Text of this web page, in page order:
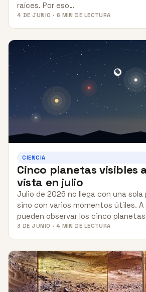
raíces. Por eso…
4 DE JUNIO · 6 MIN DE LECTURA
CIENCIA
Cinco planetas visibles
vista en julio
Julio de 2026 no llega con una
sino con varios momentos útiles.
pueden observar los cinco
3 DE JUNIO · 4 MIN DE LECTURA